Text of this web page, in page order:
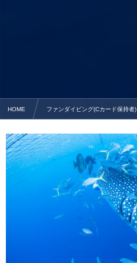
HOME ファンダイビング(Cカード保持者)